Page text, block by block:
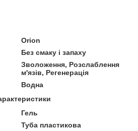
Orion
Без смаку і запаху
Зволоження, Розслаблення
м'язів, Регенерація
Водна
Гель
Туба пластикова